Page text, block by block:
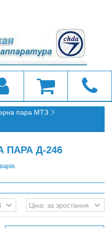
пара МТЗ
ПАРА Д-246